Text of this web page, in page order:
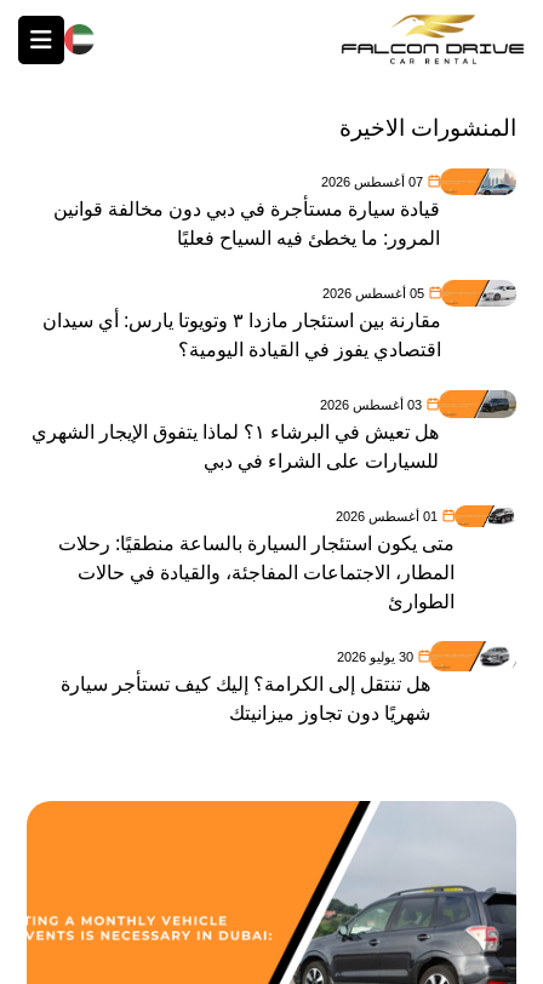
المنشورات الاخيرة
07 أغسطس 2026
قيادة سيارة مستأجرة في دبي دون مخالفة قوانين
المرور: ما يخطئ فيه السياح فعليًا
05 أغسطس 2026
مقارنة بين استئجار مازدا ٣ وتويوتا يارس: أي سيدان
اقتصادي يفوز في القيادة اليومية؟
03 أغسطس 2026
هل تعيش في البرشاء ١؟ لماذا يتفوق الإيجار الشهري
للسيارات على الشراء في دبي
01 أغسطس 2026
متى يكون استئجار السيارة بالساعة منطقيًا: رحلات
المطار، الاجتماعات المفاجئة، والقيادة في حالات
الطوارئ
30 يوليو 2026
هل تنتقل إلى الكرامة؟ إليك كيف تستأجر سيارة
شهريًا دون تجاوز ميزانيتك